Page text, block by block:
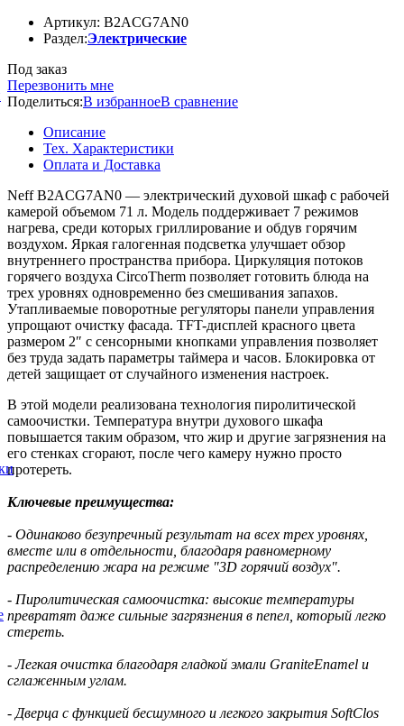
Артикул: B2ACG7AN0
Раздел:Электрические
Под заказ
Перезвонить мне
Поделиться:В избранноеВ сравнение
Описание
Тех. Характеристики
Оплата и Доставка
Neff B2ACG7AN0 — электрический духовой шкаф с рабочей
камерой объемом 71 л. Модель поддерживает 7 режимов
нагрева, среди которых гриллирование и обдув горячим
воздухом. Яркая галогенная подсветка улучшает обзор
внутреннего пространства прибора. Циркуляция потоков
горячего воздуха CircoTherm позволяет готовить блюда на
трех уровнях одновременно без смешивания запахов.
Утапливаемые поворотные регуляторы панели управления
упрощают очистку фасада. TFT-дисплей красного цвета
размером 2″ с сенсорными кнопками управления позволяет
без труда задать параметры таймера и часов. Блокировка от
детей защищает от случайного изменения настроек.
В этой модели реализована технология пиролитической
самоочистки. Температура внутри духового шкафа
повышается таким образом, что жир и другие загрязнения на
его стенках сгорают, после чего камеру нужно просто
протереть.
Ключевые преимущества:
- Одинаково безупречный результат на всех трех уровнях,
вместе или в отдельности, благодаря равномерному
распределению жара на режиме "3D горячий воздух".
- Пиролитическая самоочистка: высокие температуры
превратят даже сильные загрязнения в пепел, который легко
стереть.
- Легкая очистка благодаря гладкой эмали GraniteEnamel и
сглаженным углам.
- Дверца с функцией бесшумного и легкого закрытия SoftClos